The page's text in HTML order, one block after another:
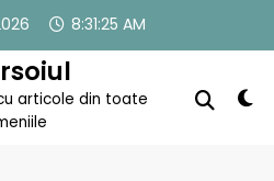
8:31:25 AM
articole din toate